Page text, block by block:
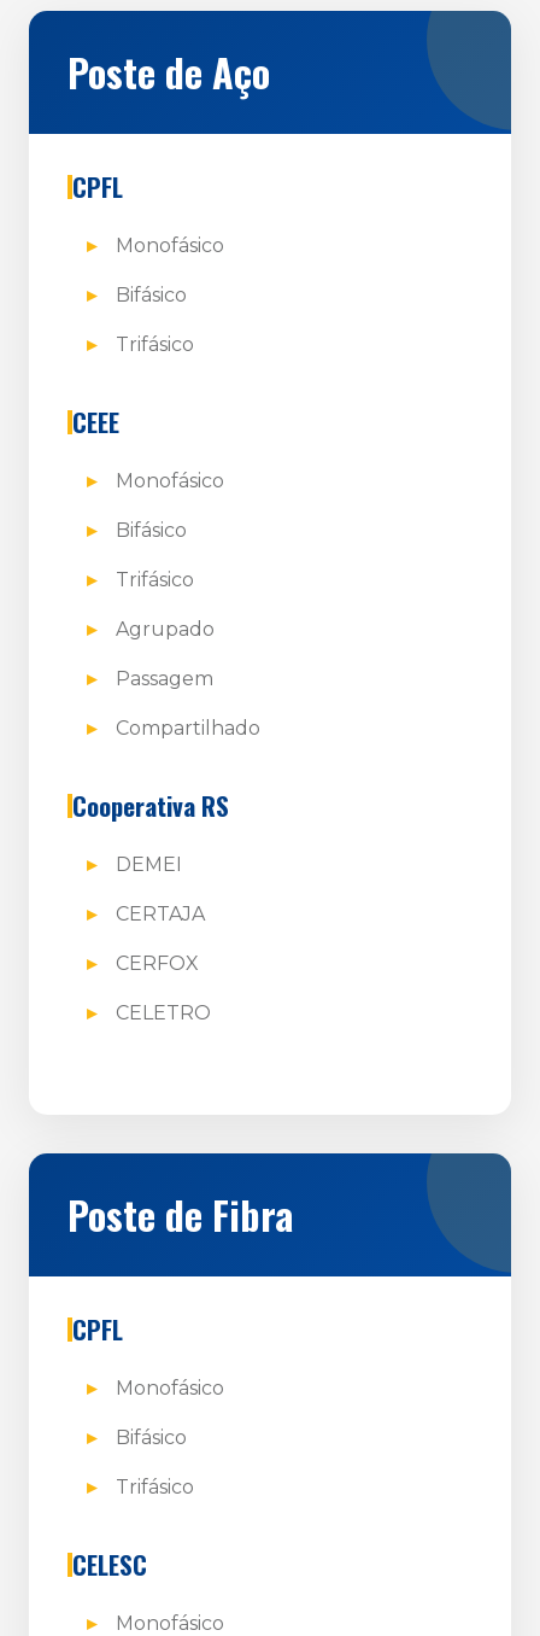
Poste de Aço
CPFL
Monofásico
Bifásico
Trifásico
CEEE
Monofásico
Bifásico
Trifásico
Agrupado
Passagem
Compartilhado
Cooperativa RS
DEMEI
CERTAJA
CERFOX
CELETRO
Poste de Fibra
CPFL
Monofásico
Bifásico
Trifásico
CELESC
Monofásico